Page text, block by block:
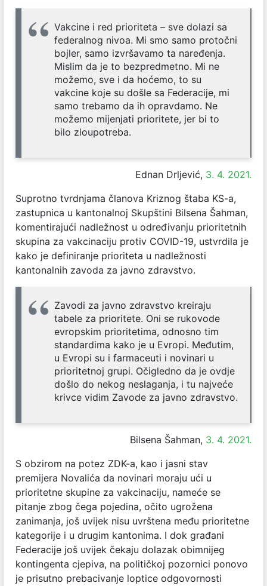
Vakcine i red prioriteta – sve dolazi sa
federalnog nivoa. Mi smo samo protočni
bojler, samo izvršavamo ta naređenja.
Mislim da je to bezpredmetno. Mi ne
možemo, sve i da hoćemo, to su
vakcine koje su došle sa Federacije, mi
samo trebamo da ih opravdamo. Ne
možemo mijenjati prioritete, jer bi to
bilo zloupotreba.
Ednan Drljević, 3. 4. 2021.
Suprotno tvrdnjama članova Kriznog štaba KS-a,
zastupnica u kantonalnoj Skupštini Bilsena Šahman,
komentirajući nadležnost u određivanju prioritetnih
skupina za vakcinaciju protiv COVID-19, ustvrdila je
kako je definiranje prioriteta u nadležnosti
kantonalnih zavoda za javno zdravstvo.
Zavodi za javno zdravstvo kreiraju
tabele za prioritete. Oni se rukovode
evropskim prioritetima, odnosno tim
standardima kako je u Evropi. Međutim,
u Evropi su i farmaceuti i novinari u
prioritetnoj grupi. Očigledno da je ovdje
došlo do nekog neslaganja, i tu najveće
krivce vidim Zavode za javno zdravstvo.
Bilsena Šahman, 3. 4. 2021.
S obzirom na potez ZDK-a, kao i jasni stav
premijera Novalića da novinari moraju ući u
prioritetne skupine za vakcinaciju, nameće se
pitanje zbog čega pojedina, očito ugrožena
zanimanja, još uvijek nisu uvrštena među prioritetne
kategorije i u drugim kantonima. I dok građani
Federacije još uvijek čekaju dolazak obimnijeg
kontingenta cjepiva, na političkoj pozornici ponovo
je prisutno prebacivanje loptice odgovornosti